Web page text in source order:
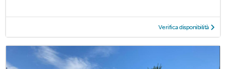
Verifica disponibilità